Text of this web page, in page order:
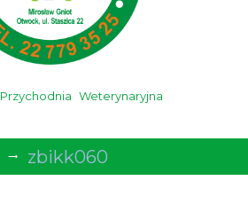
Przychodnia Weterynaryjna
zbikk060